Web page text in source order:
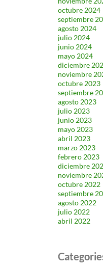
octubre 2024
septiembre
agosto 2024
julio 2024
junio 2024
mayo 2024
diciembre
noviembre
octubre 2023
septiembre
agosto 2023
julio 2023
junio 2023
mayo 2023
abril 2023
marzo 2023
febrero 2023
diciembre
noviembre
octubre 2022
septiembre
agosto 2022
julio 2022
abril 2022